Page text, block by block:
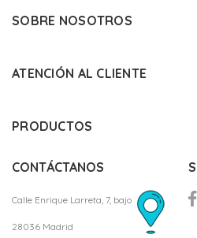
SOBRE NOSOTROS
ATENCIÓN AL CLIENTE
PRODUCTOS
CONTÁCTANOS
Calle Enrique Larreta, 7, bajo
28036 Madrid